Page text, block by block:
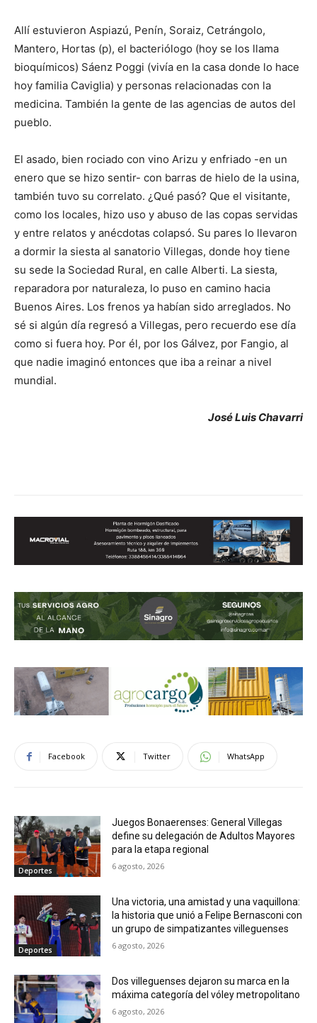
Allí estuvieron Aspiazú, Penín, Soraiz, Cetrángolo,
Mantero, Hortas (p), el bacteriólogo (hoy se los llama
bioquímicos) Sáenz Poggi (vivía en la casa donde lo hace
hoy familia Caviglia) y personas relacionadas con la
medicina. También la gente de las agencias de autos del
pueblo.
El asado, bien rociado con vino Arizu y enfriado -en un
enero que se hizo sentir- con barras de hielo de la usina,
también tuvo su correlato. ¿Qué pasó? Que el visitante,
como los locales, hizo uso y abuso de las copas servidas
y entre relatos y anécdotas colapsó. Su pares lo llevaron
a dormir la siesta al sanatorio Villegas, donde hoy tiene
su sede la Sociedad Rural, en calle Alberti. La siesta,
reparadora por naturaleza, lo puso en camino hacia
Buenos Aires. Los frenos ya habían sido arreglados. No
sé si algún día regresó a Villegas, pero recuerdo ese día
como si fuera hoy. Por él, por los Gálvez, por Fangio, al
que nadie imaginó entonces que iba a reinar a nivel
mundial.
José Luis Chavarri
Facebook Twitter WhatsApp
Deportes
Juegos Bonaerenses: General Villegas
define su delegación de Adultos Mayores
para la etapa regional
6 agosto, 2026
Deportes
Una victoria, una amistad y una vaquillona:
la historia que unió a Felipe Bernasconi con
un grupo de simpatizantes villeguenses
6 agosto, 2026
Dos villeguenses dejaron su marca en la
máxima categoría del vóley metropolitano
6 agosto, 2026